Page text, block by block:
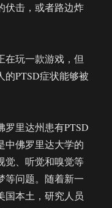
伏击，或者路边炸
在玩一款游戏，但
的PTSD症状能够被
罗里达州患有PTSD
中佛罗里达大学的
觉、听觉和嗅觉等
等问题。随着新一
国本土，研究人员